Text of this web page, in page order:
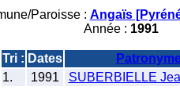
Paroisse : Angaïs
Année : 1991
Tri : Dates
1.
1991 SUBERBIELLE